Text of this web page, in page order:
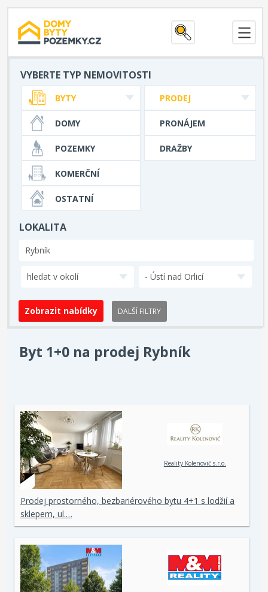
VYBERTE TYP NEMOVITOSTI
PRODEJ
PRONÁJEM
DRAŽBY
BYTY
DOMY
POZEMKY
KOMERČNÍ
OSTATNÍ
LOKALITA
hledat v okolí - Ústí nad Orlicí
DALŠÍ FILTRY
Byt 1+0 na prodej Rybník
Reality Kolenović s.r.o.
Prodej prostorného, bezbariérového bytu 4+1 s lodžií a
sklepem, ul.…